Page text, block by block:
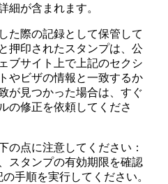
細が含まれます。
た際の記録として保管して
押印されたスタンプは、公
ブサイト上で上記のセクシ
やビザの情報と一致するか
が見つかった場合は、すぐ
の修正を依頼してくださ
の点に注意してください：
スタンプの有効期限を確認
手順を実行してください。